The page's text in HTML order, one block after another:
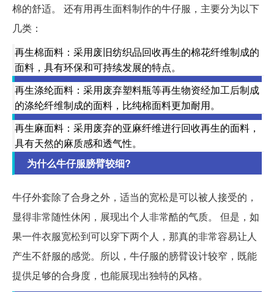
棉的舒适。 还有用再生面料制作的牛仔服，主要分为以下
几类：
再生棉面料：采用废旧纺织品回收再生的棉花纤维制成的
面料，具有环保和可持续发展的特点。
再生涤纶面料：采用废弃塑料瓶等再生物资经加工后制成
的涤纶纤维制成的面料，比纯棉面料更加耐用。
再生麻面料：采用废弃的亚麻纤维进行回收再生的面料，
具有天然的麻质感和透气性。
为什么牛仔服膀臂较细?
牛仔外套除了合身之外，适当的宽松是可以被人接受的，
显得非常随性休闲，展现出个人非常酷的气质。 但是，如
果一件衣服宽松到可以穿下两个人，那真的非常容易让人
产生不舒服的感觉。所以，牛仔服的膀臂设计较窄，既能
提供足够的合身度，也能展现出独特的风格。